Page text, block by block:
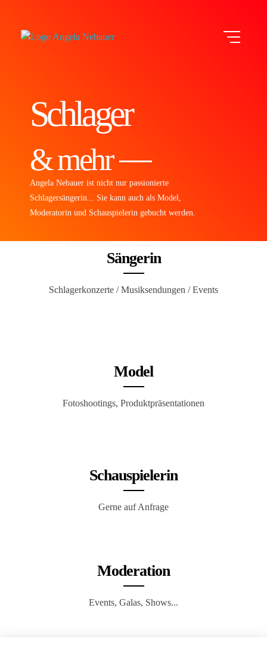
Schlager
& mehr
Angela Nebauer ist nicht nur passionierte
Schlagersängerin... Sie kann auch als Model,
Moderatorin und Schauspielerin gebucht werden.
Sängerin
Schlagerkonzerte / Musiksendungen / Events
Model
Fotoshootings, Produkt­präsentationen
Schau­spielerin
Gerne auf Anfrage
Moderation
Events, Galas, Shows...